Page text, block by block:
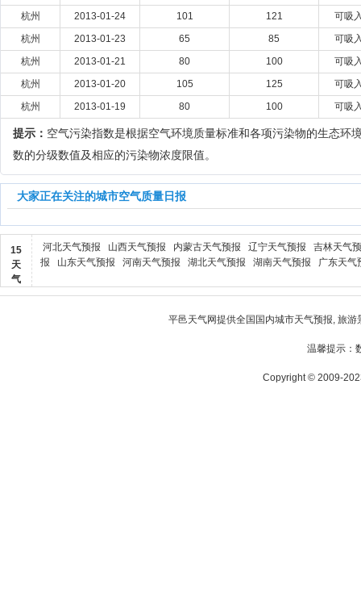
杭州
2013-01-24 101 121
可吸
杭州
2013-01-23 65 85
可吸
杭州
2013-01-21 80 100
可吸
杭州
2013-01-20 105 125
可吸
杭州
2013-01-19 80 100 可吸
提示： 空气污染指数是根据空气环境质量标准和各项污染物的生态环
数的分级数值及相应的污染物浓度限值。
大家正在关注的城市空气质量日报
15
天
气
河北天气预报 山西天气预报 内蒙古天气预报 辽宁天气预报
吉林天气
报
山东天气预报 河南天气预报 湖北天气预报 湖南天气预报 广东天气
平邑天气网提供全国国内城市天气预报, 旅游
温馨提示：
Copyright © 2009-